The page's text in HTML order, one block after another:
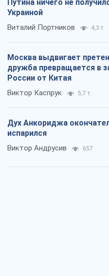
Путина ничего не
Украиной
Виталий Портников 4,3 т.
Москва выдвигает
дружба превращается в
России от Китая
Виктор Каспрук 5,7 т.
Дух Анкориджа
испарился
Виктор Андрусив 657